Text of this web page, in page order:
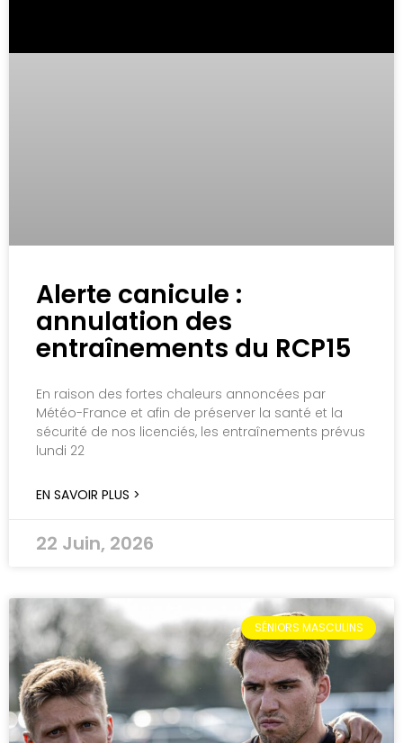
Alerte canicule :
annulation des
entraînements du RCP15
En raison des fortes chaleurs annoncées par
Météo-France et afin de préserver la santé et la
sécurité de nos licenciés, les entraînements prévus
lundi 22
EN SAVOIR PLUS >
22 Juin, 2026
SÉNIORS MASCULINS